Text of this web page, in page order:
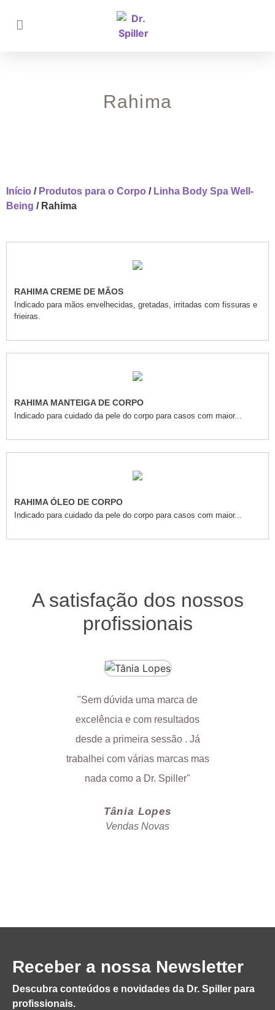
Rahima
Início / Produtos para o Corpo / Linha Body Spa Well-
Being / Rahima
RAHIMA CREME DE MÃOS
Indicado para mãos envelhecidas, gretadas, irritadas com fissuras e
frieiras.
RAHIMA MANTEIGA DE CORPO
Indicado para cuidado da pele do corpo para casos com maior...
RAHIMA ÓLEO DE CORPO
Indicado para cuidado da pele do corpo para casos com maior...
A satisfação dos nossos
profissionais
"Sem dúvida uma marca de
excelência e com resultados
desde a primeira sessão . Já
trabalhei com várias marcas mas
nada como a Dr. Spiller"
Tânia Lopes
Vendas Novas
Receber a nossa Newsletter
Descubra conteúdos e novidades da Dr. Spiller para
profissionais.